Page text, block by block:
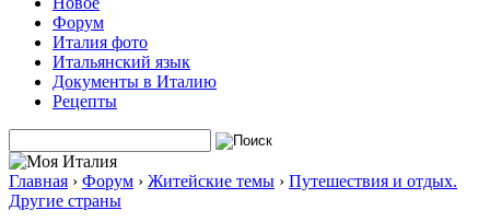
Форум
Италия фото
Итальянский язык
Документы в Италию
Рецепты
Главная › Форум › Житейские темы › Путешествия и отдых.
Другие страны